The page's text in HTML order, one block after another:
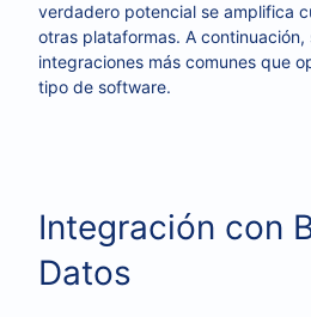
verdadero potencial se amplifica
otras plataformas. A continuación,
integraciones más comunes que
tipo de software.
Integración con
Datos